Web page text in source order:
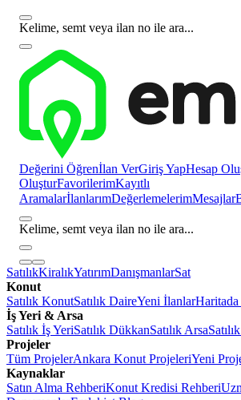
Kelime, semt veya ilan no ile ara...
Değerini Öğrenİlan VerGiriş YapHesap
OluşturFavorilerimKayıtlı
AramalarİlanlarımDeğerlemelerimMesajlar
Kelime, semt veya ilan no ile ara...
SatılıkKiralıkYatırımDanışmanlarSat
Konut
Satılık KonutSatılık DaireYeni İlanlarHaritada
İş Yeri & Arsa
Satılık İş YeriSatılık DükkanSatılık Arsa
Projeler
Tüm ProjelerAnkara Konut ProjeleriYeni
Kaynaklar
Satın Alma RehberiKonut Kredisi Rehberi